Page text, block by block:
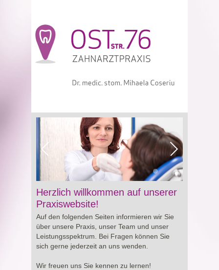
Viagra online sowie über Preisgestaltung und
Besonderheiten von
Entscheidung rund um Ihre Gesundheit.
Herzlich willkommen auf unserer
Praxiswebsite!
Auf den folgenden Seiten informieren wir Sie
über unsere Praxis, unser Team und unser
Leistungsspektrum. Bei Fragen können Sie
sich gerne jederzeit an uns wenden.
Wir freuen uns Sie kennen zu lernen!